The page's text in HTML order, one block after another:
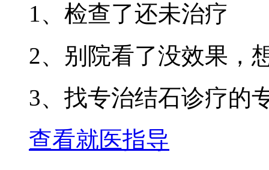
1、检查了还未治疗
2、别院看了没效果，
3、找专治结石诊疗的
查看就医指导